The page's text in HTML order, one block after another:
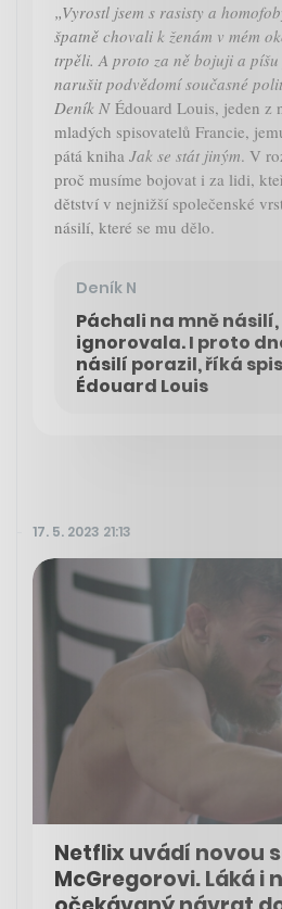
„Vyrostl jsem s rasisty a
špatně chovali k ženám v mém
trpěli. A proto za ně bojuji a píšu
narušit podvědomí současné
Deník NÉdouard Louis, jeden z
mladých spisovatelů Francie,
pátá kniha Jak se stát jiným. V
proč musíme bojovat i za lidi,
dětství v nejnižší společenské
násilí, které se mu dělo.
Deník N
Páchali na mně
ignorovala. I proto
násilí porazil, říká
Édouard Louis
17. 5. 2023 21:13
Netflix uvádí novou
McGregorovi. Láká i